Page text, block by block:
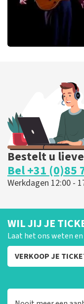
BESTEL NU
Bestelt u
Bel +31 (0)85
Werkdagen 12:00 -
WIL JIJ JE
Laat het ons weten
VERKOOP JE